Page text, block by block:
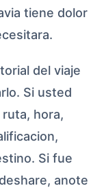
tiene dolor
del viaje
Si usted
hora,
Si fue
anote